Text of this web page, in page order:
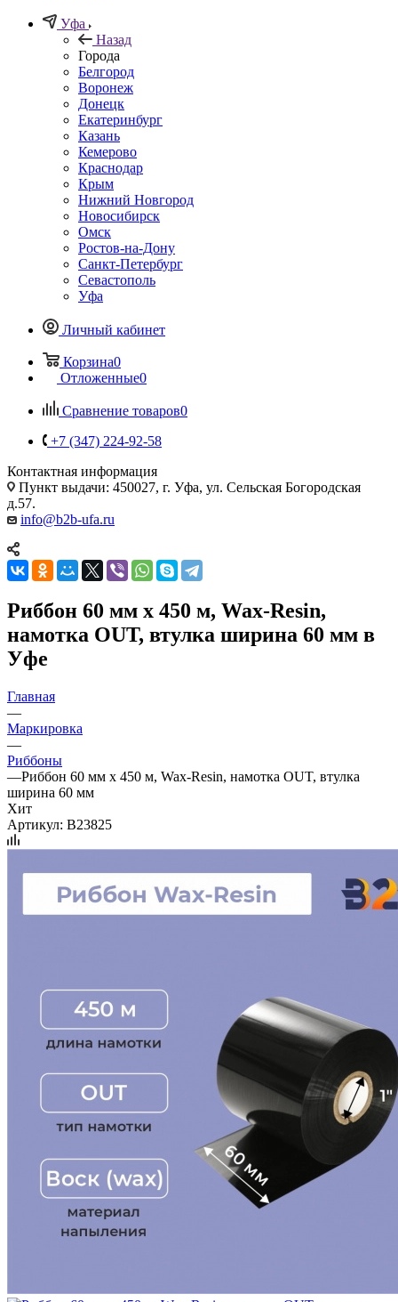
Уфа
Назад
Города
Белгород
Воронеж
Донецк
Екатеринбург
Казань
Кемерово
Краснодар
Крым
Нижний Новгород
Новосибирск
Омск
Ростов-на-Дону
Санкт-Петербург
Севастополь
Уфа
Личный кабинет
Корзина0
Отложенные0
Сравнение товаров0
+7 (347) 224-92-58
Контактная информация
Пункт выдачи: 450027, г. Уфа, ул. Сельская Богородская
д.57.
info@b2b-ufa.ru
Риббон 60 мм х 450 м, Wax-Resin,
намотка OUT, втулка ширина 60 мм в
Уфе
Главная
—
Маркировка
—
Риббоны
—Риббон 60 мм х 450 м, Wax-Resin, намотка OUT, втулка
ширина 60 мм
Хит
Артикул: B23825